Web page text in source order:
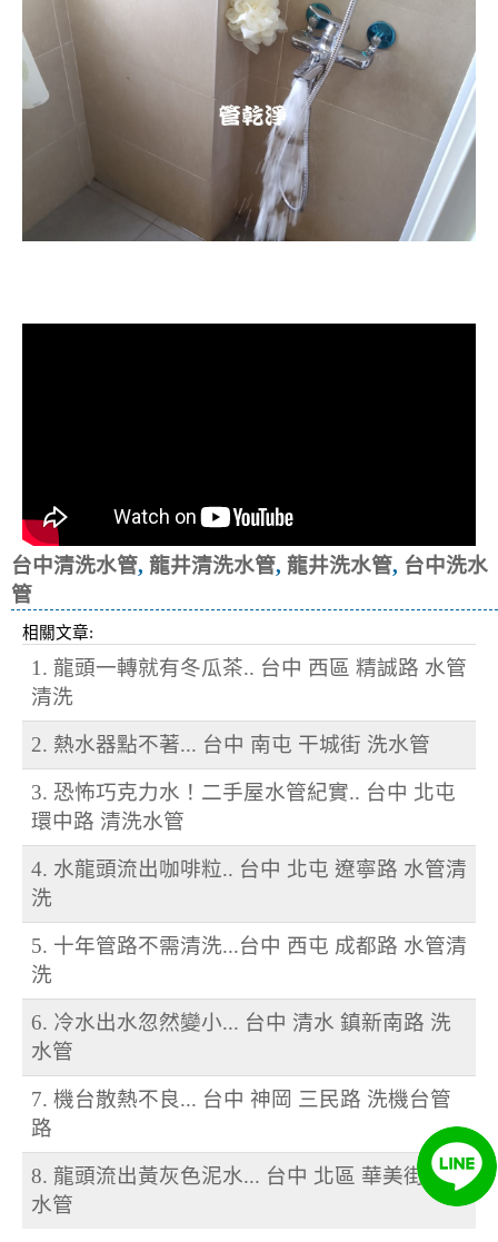
台中清洗水管, 龍井清洗水管, 龍井洗水管, 台中洗水
管
相關文章:
1. 龍頭一轉就有冬瓜茶.. 台中 西區 精誠路 水管
清洗
2. 熱水器點不著... 台中 南屯 干城街 洗水管
3. 恐怖巧克力水！二手屋水管紀實.. 台中 北屯
環中路 清洗水管
4. 水龍頭流出咖啡粒.. 台中 北屯 遼寧路 水管清
洗
5. 十年管路不需清洗...台中 西屯 成都路 水管清
洗
6. 冷水出水忽然變小... 台中 清水 鎮新南路 洗
水管
7. 機台散熱不良... 台中 神岡 三民路 洗機台管
路
8. 龍頭流出黃灰色泥水... 台中 北區 華美街 洗
水管